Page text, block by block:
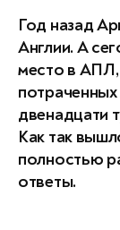
Год назад
Англии. А
место в
двенадцати
Как так
полностью
ответы.